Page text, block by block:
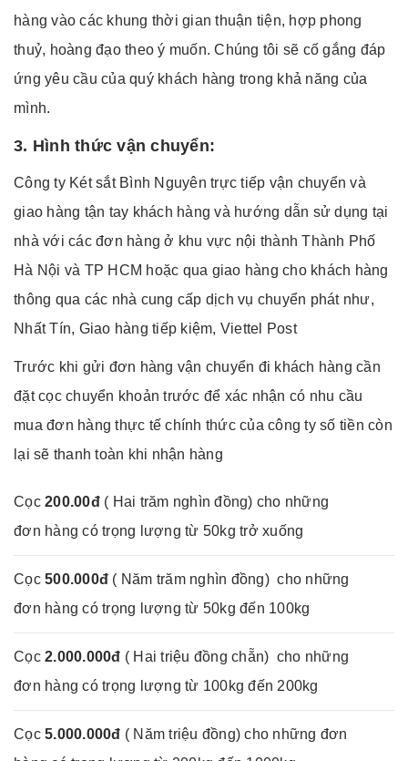
hàng vào các khung thời gian thuận tiện, hợp phong
thuỷ, hoàng đạo theo ý muốn. Chúng tôi sẽ cố gắng đáp
ứng yêu cầu của quý khách hàng trong khả năng của
mình.
3. Hình thức vận chuyển:
Công ty Két sắt Bình Nguyên trực tiếp vận chuyển và
giao hàng tận tay khách hàng và hướng dẫn sử dụng tại
nhà với các đơn hàng ở khu vực nội thành Thành Phố
Hà Nội và TP HCM hoặc qua giao hàng cho khách hàng
thông qua các nhà cung cấp dịch vụ chuyển phát như,
Nhất Tín, Giao hàng tiếp kiệm, Viettel Post
Trước khi gửi đơn hàng vận chuyển đi khách hàng cần
đặt cọc chuyển khoản trước để xác nhận có nhu cầu
mua đơn hàng thực tế chính thức của công ty số tiền còn
lại sẽ thanh toàn khi nhận hàng
Cọc 200.00đ( Hai trăm nghìn đồng) cho những
đơn hàng có trọng lượng từ 50kg trở xuống
Cọc 500.000đ ( Năm trăm nghìn đồng) cho những
đơn hàng có trọng lượng từ 50kg đến 100kg
Cọc2.000.000đ ( Hai triệu đồng chẵn) cho những
đơn hàng có trọng lượng từ 100kg đến 200kg
Cọc 5.000.000đ ( Năm triệu đồng) cho những đơn